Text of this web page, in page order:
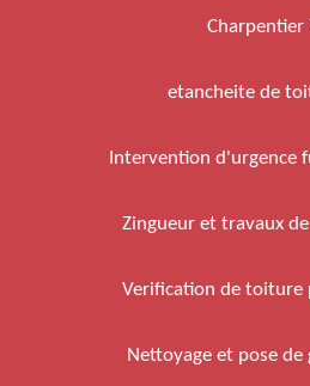
Charpentier
etancheite de
Intervention d'urgence
Zingueur et travaux
Verification de toiture
Nettoyage et pose